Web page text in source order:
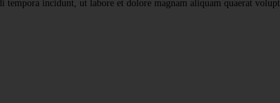
tempora incidunt, ut labore et dolore magnam aliquam quaerat